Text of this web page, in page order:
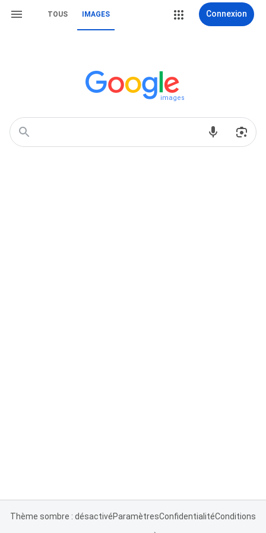
TOUS IMAGES Connexion
images
Thème sombre : désactivéParamètresConfidentialitéConditions